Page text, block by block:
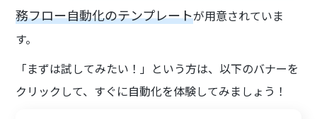
務フロー自動化のテンプレートが用意されていま
す。
「まずは試してみたい！」という方は、以下のバナーを
クリックして、すぐに自動化を体験してみましょう！